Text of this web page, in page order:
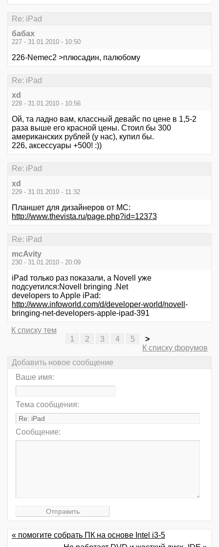
Re: iPad
бабах
227 - 31.01.2010 - 10:50
226-Nemec2 >плюсадин, палюбому
Re: iPad
xd
228 - 31.01.2010 - 10:56
Ой, та ладно вам, классный девайс по цене в 1,5-2
раза выше его красной цены. Стоил бы 300
американских рублей (у нас), купил бы.
226, аксессуары +500! :))
Re: iPad
xd
229 - 31.01.2010 - 11:32
Планшет для дизайнеров от МС:
http://www.thevista.ru/page.php?id=12373
Re: iPad
mcAvity
230 - 31.01.2010 - 20:09
iPad только раз показали, а Novell уже
подсуетился:Novell bringing .Net
developers to Apple iPad:
http://www.infoworld.com/d/developer-world/novell -
bringing-net-developers-apple-ipad-391
К списку тем
1
2 3 4 5
>
К списку форумов
Добавить новое сообщение
Ваше имя:
Тема сообщения:
Сообщение:
« помогите собрать ПК на основе Intel i3-5